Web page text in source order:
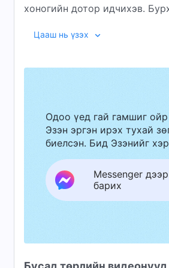
хоногийн дотор идчихэв.
үүнийг тэрээр хэрхэн
киног хүлээн авч үзээрэй.
Цааш нь үзэх
Одоо үед гай гамшиг
Эзэн эргэн ирэх тухай
биелсэн. Бид Эзэнийг
Messenger
барих